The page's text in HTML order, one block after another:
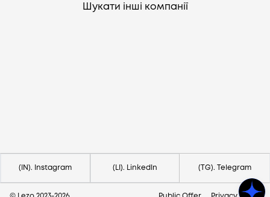
Шукати інші компанії
(IN). Instagram (LI). LinkedIn (TG). Telegram